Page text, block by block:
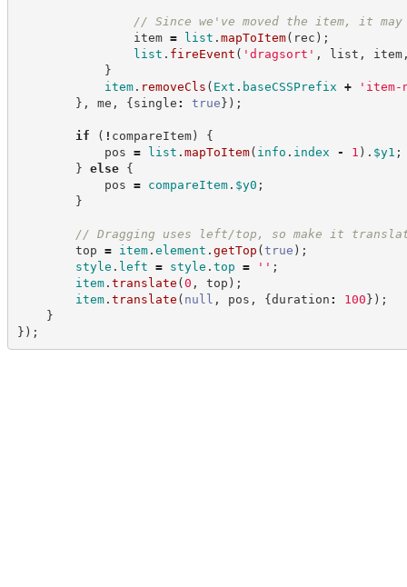
// Since we've moved the item, it
item = list . mapToItem( rec ) ;
list . fireEvent ( ' dragsort ' , list , item
}
item. removeCls ( Ext . baseCSSPrefix + ' item-
} , me , {single : true} ) ;
if ( ! compareItem)
{
pos = list . mapToItem( info . index - 1 ) . $y1 ;
} else
{
pos = compareItem. $y0 ;
}
// Dragging uses left/top, so make it
top = item. element . getTop (true ) ;
style . left = style . top = ' ' ;
item. translate (0 , top ) ;
item. translate ( null , pos , {duration : 100} ) ;
}
} ) ;